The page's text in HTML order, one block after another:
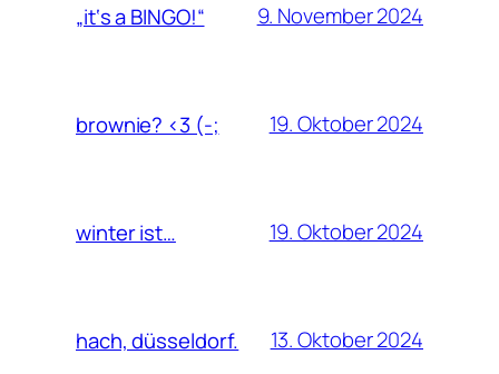
„it‘s a BINGO!“ 9. November 2024
brownie? <3 (-; 19. Oktober 2024
winter ist… 19. Oktober 2024
hach, düsseldorf. 13. Oktober 2024